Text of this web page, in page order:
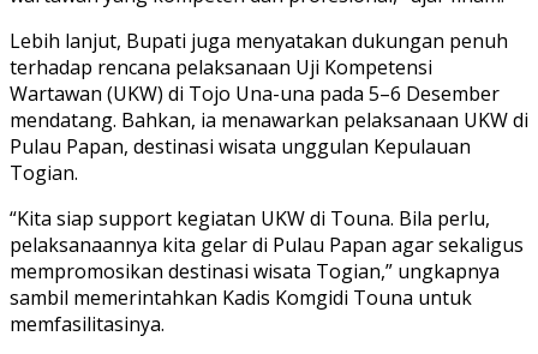
Lebih lanjut, Bupati juga menyatakan dukungan penuh
terhadap rencana pelaksanaan Uji Kompetensi
Wartawan (UKW) di Tojo Una-una pada 5–6 Desember
mendatang. Bahkan, ia menawarkan pelaksanaan UKW di
Pulau Papan, destinasi wisata unggulan Kepulauan
Togian.
“Kita siap support kegiatan UKW di Touna. Bila perlu,
pelaksanaannya kita gelar di Pulau Papan agar sekaligus
mempromosikan destinasi wisata Togian,” ungkapnya
sambil memerintahkan Kadis Komgidi Touna untuk
memfasilitasinya.